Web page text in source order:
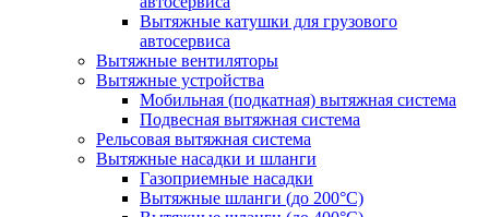
Вытяжные катушки для грузового
автосервиса
Вытяжные вентиляторы
Вытяжные устройства
Мобильная (подкатная) вытяжная система
Подвесная вытяжная система
Рельсовая вытяжная система
Вытяжные насадки и шланги
Газоприемные насадки
Вытяжные шланги (до 200°C)